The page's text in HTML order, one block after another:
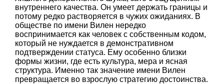
внутреннего качества. Он умеет держать границы и
потому редко растворяется в чужих ожиданиях. В
обществе по имени Вилен нередко
воспринимается как человек с собственным кодом,
который не нуждается в демонстративном
подтверждении статуса. Ему особенно близки
формы жизни, где есть культура, мера и ясная
структура. Именно так значение имени Вилен
превращается во взрослую стратегию достоинства.